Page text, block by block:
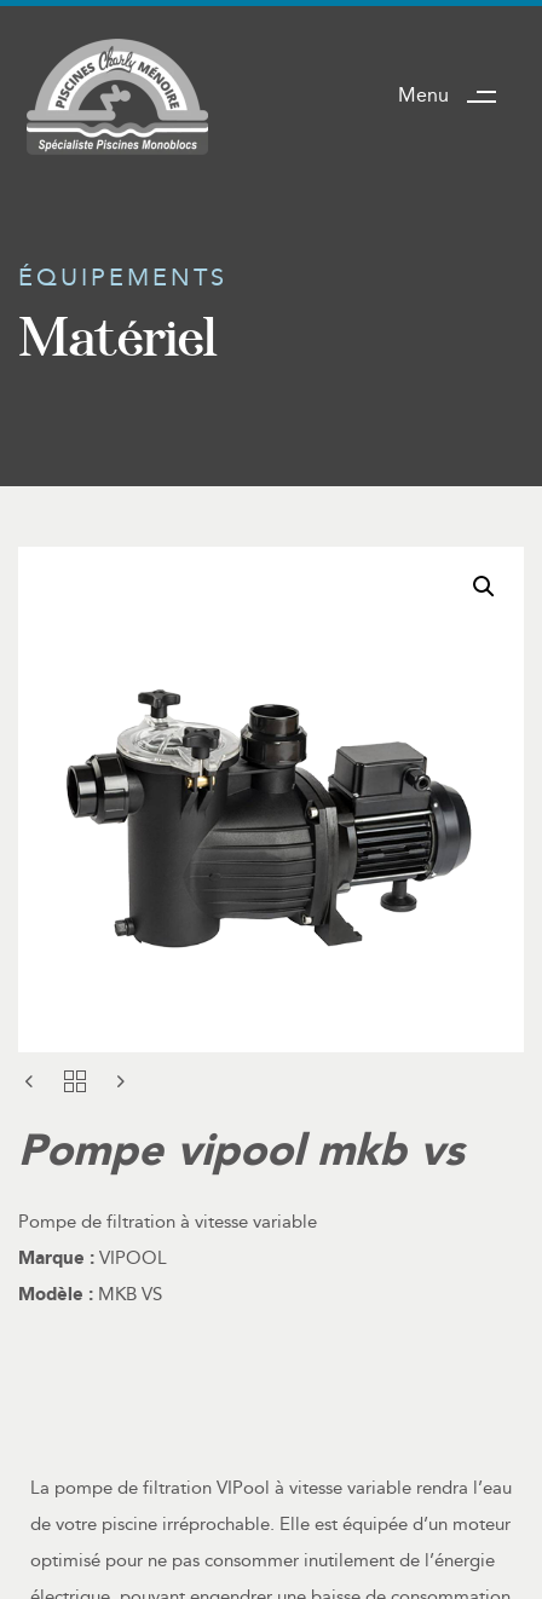
Menu
ÉQUIPEMENTS
Matériel
Pompe vipool mkb vs
Pompe de filtration à vitesse variable
Marque :VIPOOL
Modèle : MKB VS
La pompe de filtration VIPool à vitesse variable rendra l’eau
de votre piscine irréprochable. Elle est équipée d’un moteur
optimisé pour ne pas consommer inutilement de l’énergie